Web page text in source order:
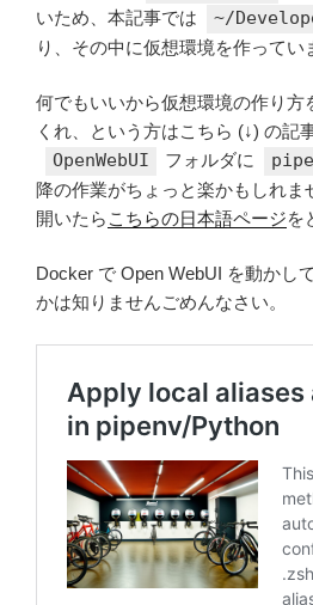
いため、本記事では
~/
り、その中に仮想環境を作ってい
何でもいいから仮想環境の作り方
くれ、という方はこちら (↓) の記
OpenWebUI フォルダに
降の作業がちょっと楽かもしれま
開いたら こちらの日本語ページを
Docker で Open WebUI を動かし
かは知りませんごめんなさい。